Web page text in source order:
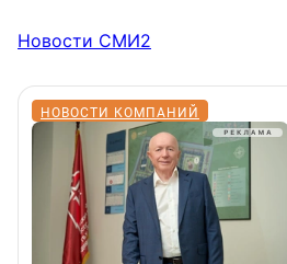
Новости СМИ2
НОВОСТИ КОМПАНИЙ